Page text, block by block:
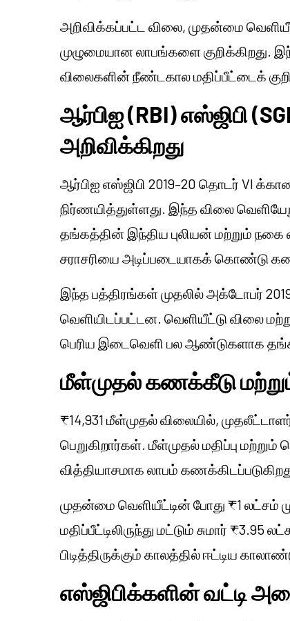
அறிவிக்கப்பட்ட விலை, முதன்மை
முழுமையான லாபங்களை குறிக்கிறது.
விலைகளின் நீண்டகால மதிப்பீட்டைக்
ஆர்பிஐ (RBI) எஸ்ஜிபி
அறிவிக்கிறது
ஆர்பிஐ எஸ்ஜிபி 2019–20 தொடர் VI
நிர்ணயித்துள்ளது. இந்த விலை
தங்கத்தின் இந்திய புலியன் மற்றும் நகை
சராசரியை அடிப்படையாகக் கொண்டு
இந்த பத்திரங்கள் முதலில் அக்டோபர்
வெளியிடப்பட்டன. வெளியீட்டு விலை
பெரிய இடைவெளி பல ஆண்டுகளாக தங்க
மீள்முதல் கணக்கீடு
₹14,931 மீள்முதல் விலையில்,
பெறுகிறார்கள். மீள்முதல் மதிப்பு
வித்தியாசமாக லாபம்
முதன்மை வெளியீட்டின் போது ₹1 லட்சம்
மதிப்பீட்டிலிருந்து மட்டும் சுமார்
பிடித்திருக்கும் காலத்தில் ஈட்டிய
எஸ்ஜிபிக்களின் வட்டி